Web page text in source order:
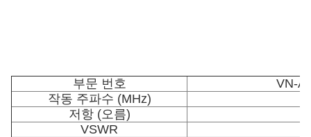
부문 번호
VN-
작동 주파수 (MHz)
저항 (오름)
VSWR